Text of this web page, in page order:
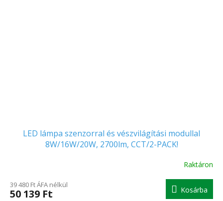
LED lámpa szenzorral és vészvilágítási modullal
8W/16W/20W, 2700lm, CCT/2-PACK!
Raktáron
39 480 Ft ÁFA nélkül
50 139 Ft Kosárba